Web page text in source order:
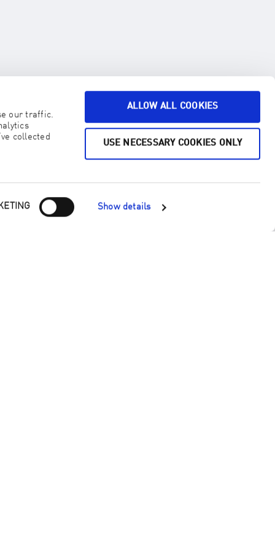
our traffic.
collected
Show details
ALLOW ALL COOKIES
USE NECESSARY COOKIES ONLY
ENJO ZUHAUSE